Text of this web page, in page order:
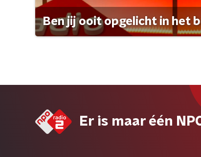
Ben jij ooit opgelicht in het
Er is maar één